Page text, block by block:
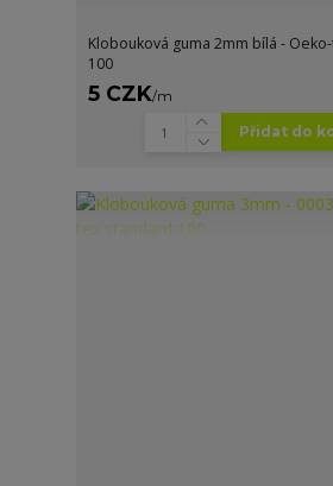
Klobouková guma 2mm bílá -
100
5 CZK/m
Přidat do